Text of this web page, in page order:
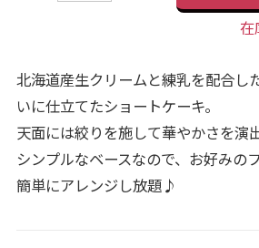
在
北海道産生クリームと練乳を配合し
いに仕立てたショートケーキ。
天面には絞りを施して華やかさを演出
シンプルなベースなので、お好みの
簡単にアレンジし放題♪